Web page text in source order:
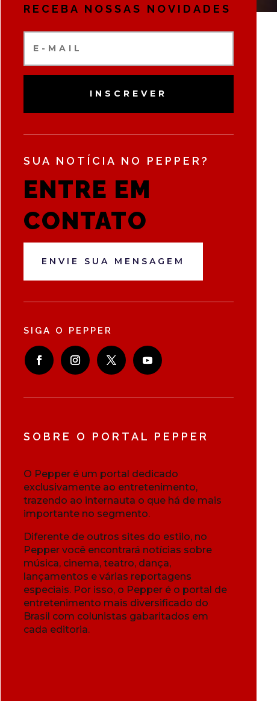
RECEBA NOSSAS NOVIDADES
INSCREVER
SUA NOTÍCIA NO PEPPER?
ENTRE EM
CONTATO
ENVIE SUA MENSAGEM
SIGA O PEPPER
SOBRE O PORTAL PEPPER
O Pepper é um portal dedicado
exclusivamente ao entretenimento,
trazendo ao internauta o que há de mais
importante no segmento.
Diferente de outros sites do estilo, no
Pepper você encontrará notícias sobre
música, cinema, teatro, dança,
lançamentos e várias reportagens
especiais. Por isso, o Pepper é o portal de
entretenimento mais diversificado do
Brasil com colunistas gabaritados em
cada editoria.